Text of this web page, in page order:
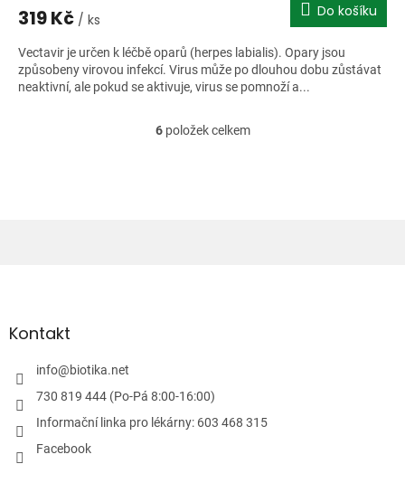
319 Kč / ks Do košíku
Vectavir je určen k léčbě oparů (herpes labialis). Opary jsou
způsobeny virovou infekcí. Virus může po dlouhou dobu zůstávat
neaktivní, ale pokud se aktivuje, virus se pomnoží a...
O
p
i
s
6položek celkem
aKontakt
info@biotika.net
730 819 444 (Po-Pá 8:00-16:00)
Informační linka pro lékárny: 603 468 315
Facebook